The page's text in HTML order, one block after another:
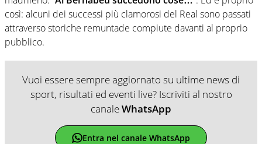
così: alcuni dei successi più clamorosi del Real sono passati
attraverso storiche remuntade compiute davanti al proprio
pubblico.
Vuoi essere sempre aggiornato su ultime news di
sport, risultati ed eventi live? Iscriviti al nostro
canaleWhatsApp
Entra nel canale WhatsApp